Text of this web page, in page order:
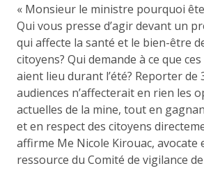
« Monsieur le ministre pourquoi
Qui vous presse d’agir devant un
qui affecte la santé et le bien-être
citoyens? Qui demande à ce que
aient lieu durant l’été? Reporter de
audiences n’affecterait en rien les
actuelles de la mine, tout en
et en respect des citoyens
affirme Me Nicole Kirouac, avocate
ressource du Comité de vigilance